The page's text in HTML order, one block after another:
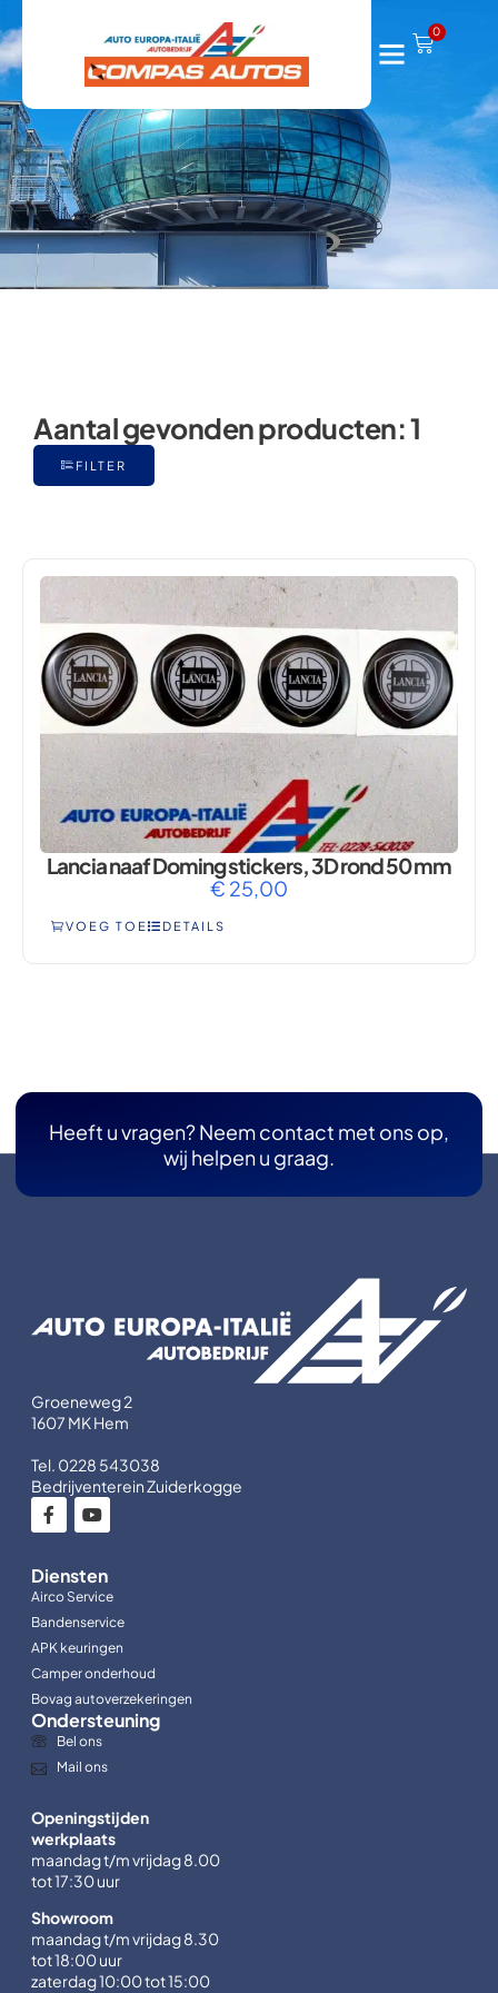
0
Aantal gevonden producten:1
FILTER
Lancia naaf Doming stickers, 3D rond 50 mm
€ 25,00
VOEG TOE DETAILS
Heeft u vragen? Neem contact met ons op,
wij helpen u graag.
Groeneweg 2
1607 MK Hem
Tel. 0228 543038
Bedrijventerein Zuiderkogge
Diensten
Airco Service
Bandenservice
APK keuringen
Camper onderhoud
Bovag autoverzekeringen
Ondersteuning
Bel ons
Mail ons
Openingstijden
werkplaats
maandag t/m vrijdag 8.00
tot 17:30 uur
Showroom
maandag t/m vrijdag 8.30
tot 18:00 uur
zaterdag 10:00 tot 15:00